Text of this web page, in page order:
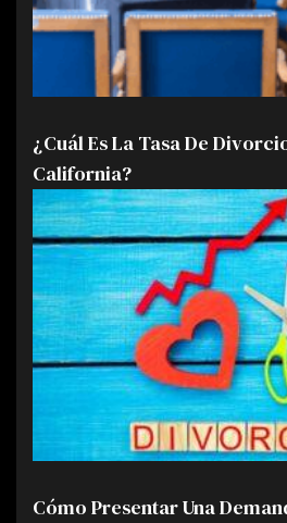
¿Cuál Es La Tasa De
California?
Cómo Presentar Una